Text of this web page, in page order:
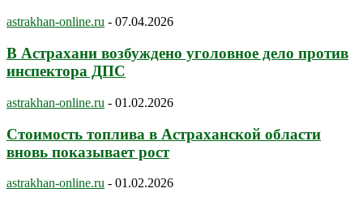
astrakhan-online.ru - 07.04.2026
В Астрахани возбуждено уголовное дело против
инспектора ДПС
astrakhan-online.ru - 01.02.2026
Стоимость топлива в Астраханской области
вновь показывает рост
astrakhan-online.ru - 01.02.2026